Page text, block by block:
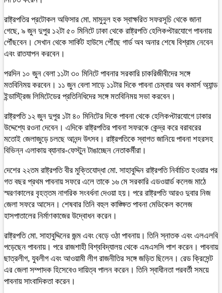
রাষ্ট্রপতির প্রটোকল অফিসার মো. মামুনুল হক স্বাক্ষরিত সফরসূচি থেকে জানা
গেছে, ৯ জুন দুপুর ১২টা ৫০ মিনিটে ঢাকা থেকে রাষ্ট্রপতি হেলিকপ্টারযোগে পাবনায়
পৌঁছবেন। সেখান থেকে সার্কিট হাউসে পৌঁছে গার্ড অব অনার শেষে বিশ্রাম নেবেন
এবং রাতযাপন করবেন।
পরদিন ১০ জুন বেলা ১১টা ৩০ মিনিটে পাবনার সরকারি চাকরিজীবীদের সঙ্গে
মতবিনিময় করবেন। ১১ জুন বেলা সাড়ে ১১টার দিকে পাবনা চেম্বার অব কমার্স অ্যান্ড
ইন্ডাস্ট্রিজ লিমিটেডের প্রতিনিধিদের সঙ্গে মতবিনিময় সভা করবেন।
রাষ্ট্রপতি ১২ জুন দুপুর ১টা ৪০ মিনিটের দিকে পাবনা থেকে হেলিকপ্টারযোগে ঢাকার
উদ্দেশ্যে রওনা দেবেন। এদিকে রাষ্ট্রপতির পাবনা সফরকে কেন্দ্র করে বরাবরের
মতোই জেলাজুড়ে চলছে আনন্দ উৎসব। রাষ্ট্রপতিকে স্বাগত জানিয়ে পাবনা শহরসহ
বিভিন্ন এলাকায় ব্যানার-ফেস্টুন টাঙাচ্ছেন নেতাকর্মীরা।
দেশের ২২তম রাষ্ট্রপতি বীর মুক্তিযোদ্ধা মো. সাহাবুদ্দিন রাষ্ট্রপতি নির্বাচিত হওয়ার পর
গত বছর প্রথম পাবনায় সফরে এলে তাকে ১৬ মে সরকারি এডওয়ার্ড কলেজ মাঠে
স্মরণকালের বৃহত্তম নাগরিক সংবর্ধনা দেওয়া হয়। পরে রাষ্ট্রপতি আরও দুবার নিজ
জেলা সফরে আসেন। শেষবার তিনি বহুল কাঙ্ক্ষিত পাবনা মেডিকেল কলেজ
হাসপাতালের নির্মাণকাজের উদ্বোধন করেন।
রাষ্ট্রপতি মো. সাহাবুদ্দিনের জন্ম এবং বেড়ে ওঠা পাবনায়। তিনি স্নাতক এবং এলএলবি
পড়েছেন পাবনায়। পরে রাজশাহী বিশ্ববিদ্যালয় থেকে এমএসসি পাশ করেন। পাবনায়
ছাত্রলীগ, যুবলীগ এবং আওয়ামী লীগ রাজনীতির সঙ্গে জড়িত ছিলেন। রেড ক্রিসেন্ট
এর জেলা সম্পাদক হিসেবেও দায়িত্ব পালন করেন। তিনি স্বাধীনতা পরবর্তী সময়ে
পাবনায় সাংবাদিকতা করেন।